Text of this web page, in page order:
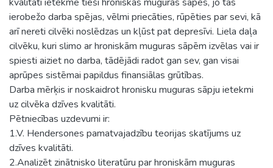
ierobežo darba spējas, vēlmi priecāties, rūpēties par sevi, kā
arī nereti cilvēki noslēdzas un kļūst pat depresīvi. Liela daļa
cilvēku, kuri slimo ar hroniskām muguras sāpēm izvēlas vai ir
spiesti aiziet no darba, tādējādi radot gan sev, gan visai
aprūpes sistēmai papildus finansiālas grūtības.
Darba mērķis ir noskaidrot hronisku muguras sāpju ietekmi
uz cilvēka dzīves kvalitāti.
Pētniecības uzdevumi ir:
1.V. Hendersones pamatvajadzību teorijas skatījums uz
dzīves kvalitāti.
2.Analizēt zinātnisko literatūru par hroniskām muguras